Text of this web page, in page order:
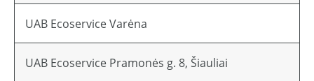
UAB Ecoservice Varėna
UAB Ecoservice Pramonės g. 8, Šiauliai